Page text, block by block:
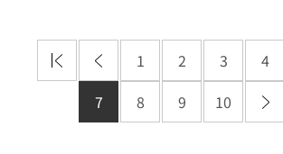
1 2 3 4
7
8 9 10